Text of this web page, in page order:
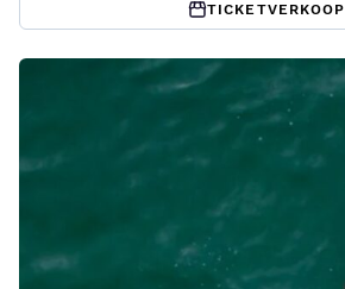
TICKETVERKOOP